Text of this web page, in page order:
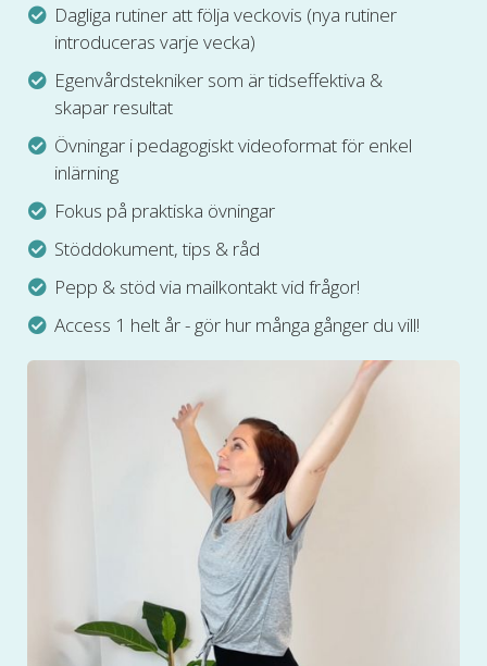
Dagliga rutiner att följa veckovis (nya rutiner
introduceras varje vecka)
Egenvårdstekniker som är tidseffektiva &
skapar resultat
Övningar i pedagogiskt videoformat för enkel
inlärning
Fokus på praktiska övningar
Stöddokument, tips & råd
Pepp & stöd via mailkontakt vid frågor!
Access 1 helt år - gör hur många gånger du vill!